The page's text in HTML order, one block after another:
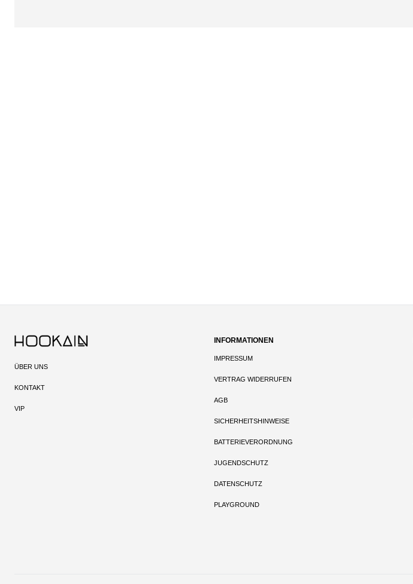
ÜBER UNS
KONTAKT
VIP
INFORMATIONEN
IMPRESSUM
VERTRAG WIDERRUFEN
AGB
SICHERHEITSHINWEISE
BATTERIEVERORDNUNG
JUGENDSCHUTZ
DATENSCHUTZ
PLAYGROUND